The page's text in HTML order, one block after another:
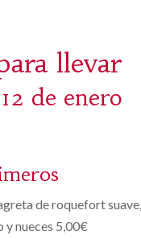
llevar
de enero
de roquefort
y nueces 5,00€